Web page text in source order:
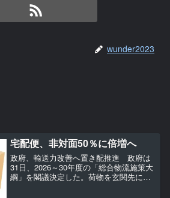
wunder2023
宅配便、非対面50％に倍増へ
政府、輸送力改善へ置き配推進 政府は
31日、2026～30年度の「総合物流施策大
綱」を閣議決定した。荷物を玄関先に届